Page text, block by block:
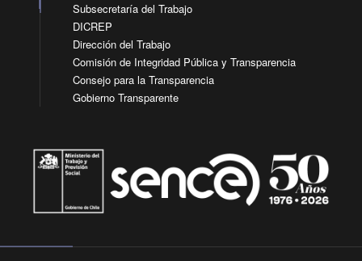
Subsecretaría del Trabajo
DICREP
Dirección del Trabajo
Comisión de Integridad Pública y Transparencia
Consejo para la Transparencia
Gobierno Transparente